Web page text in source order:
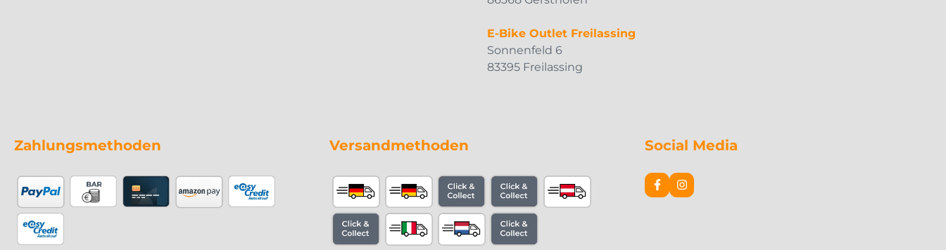
E-Bike Outlet Freilassing
Sonnenfeld 6
83395 Freilassing
Zahlungsmethoden Versandmethoden Social Media